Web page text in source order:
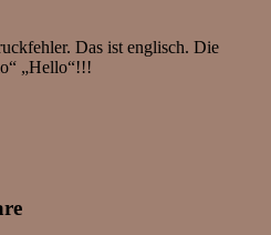
Das ist englisch. Die
„Hello“!!!